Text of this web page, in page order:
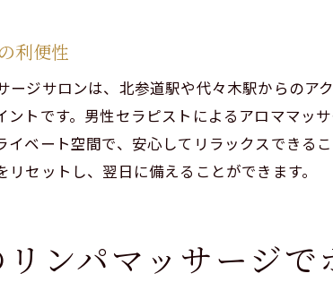
プライベートサロンでの安心
仕事帰りに寄れるアクセスの
肩こり改善に効果的なリンパ
利便性
ージサロンは、北参道駅や代々木駅からのア
ントです。男性セラピストによるアロママッ
イベート空間で、安心してリラックスでき
セットし、翌日に備えることができます。
ンパマッサージ